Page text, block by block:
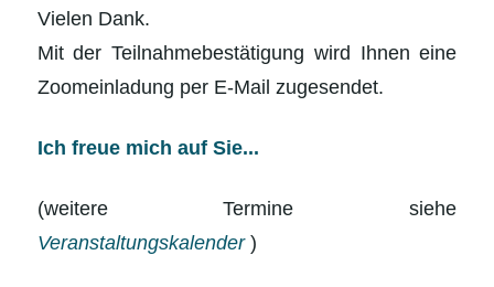
Vielen Dank.
Mit der Teilnahmebestätigung wird Ihnen eine
Zoomeinladung per E-Mail zugesendet.
Ich freue mich auf Sie...
(weitere Termine siehe
Veranstaltungskalender)